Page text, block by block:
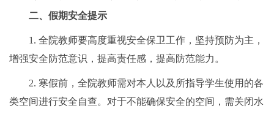
二、假期安全提示
1. 全院教师要高度重视安全保卫工作，坚持预防为主，
增强安全防范意识，提高责任感，提高防范能力。
2. 寒假前，全院教师需对本人以及所指导学生使用的各
类空间进行安全自查。对于不能确保安全的空间，需关闭水